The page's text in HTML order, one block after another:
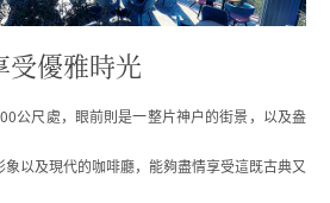
受優雅時光
公尺處，眼前則是一整片神戶的街景，以及盎
以及現代的咖啡廳，能夠盡情享受這既古典又